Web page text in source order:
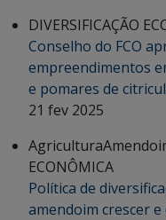
DIVERSIFICAÇÃO
Conselho do FCO
empreendimentos
e pomares de
21 fev 2025
Agricultura
ECONÔMICA
Política de
amendoim crescer